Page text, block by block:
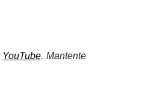
YouTube. Mantente